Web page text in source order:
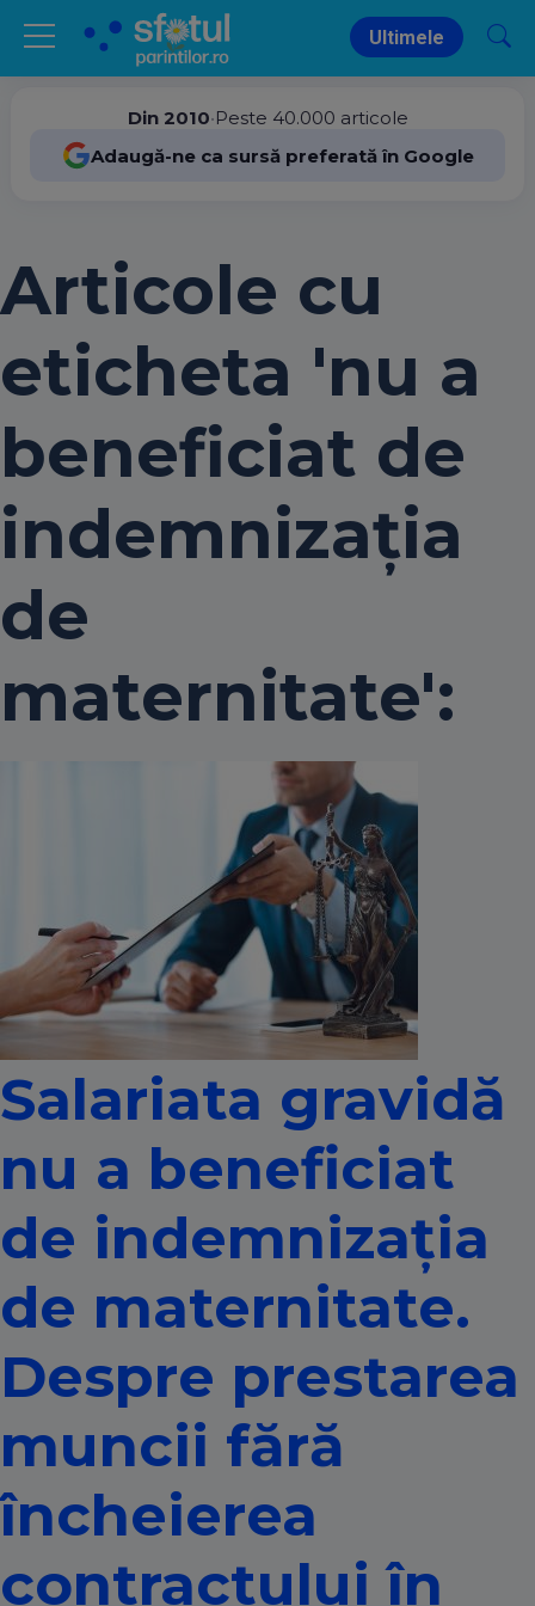
Ultimele
Din 2010•Peste 40.000 articole
Adaugă-ne ca sursă preferată în Google
Articole cu
eticheta 'nu a
beneficiat de
indemnizația
de
maternitate':
Salariata gravidă
nu a beneficiat
de indemnizația
de maternitate.
Despre prestarea
muncii fără
încheierea
contractului în